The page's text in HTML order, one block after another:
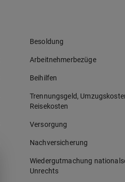
Besoldung
Arbeitnehmerbezüge
Beihilfen
Trennungsgeld,
Reisekosten
Versorgung
Nachversicherung
Wiedergutmachung
Unrechts